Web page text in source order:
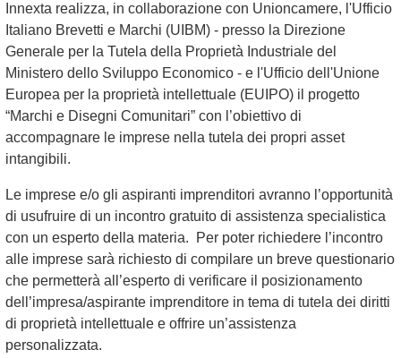
Innexta realizza, in collaborazione con Unioncamere, l'Ufficio
Italiano Brevetti e Marchi (UIBM) - presso la Direzione
Generale per la Tutela della Proprietà Industriale del
Ministero dello Sviluppo Economico - e l'Ufficio dell'Unione
Europea per la proprietà intellettuale (EUIPO) il progetto
“Marchi e Disegni Comunitari” con l’obiettivo di
accompagnare le imprese nella tutela dei propri asset
intangibili.
Le imprese e/o gli aspiranti imprenditori avranno l’opportunità
di usufruire di un incontro gratuito di assistenza specialistica
con un esperto della materia. Per poter richiedere l’incontro
alle imprese sarà richiesto di compilare un breve questionario
che permetterà all’esperto di verificare il posizionamento
dell’impresa/aspirante imprenditore in tema di tutela dei diritti
di proprietà intellettuale e offrire un’assistenza
personalizzata.